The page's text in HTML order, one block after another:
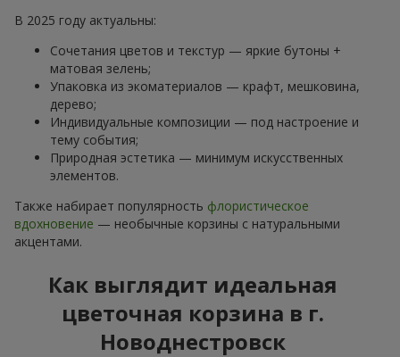
В 2025 году актуальны:
Сочетания цветов и текстур — яркие бутоны +
матовая зелень;
Упаковка из экоматериалов — крафт, мешковина,
дерево;
Индивидуальные композиции — под настроение и
тему события;
Природная эстетика — минимум искусственных
элементов.
Также набирает популярность флористическое
вдохновение — необычные корзины с натуральными
акцентами.
Как выглядит идеальная
цветочная корзина в г.
Новоднестровск